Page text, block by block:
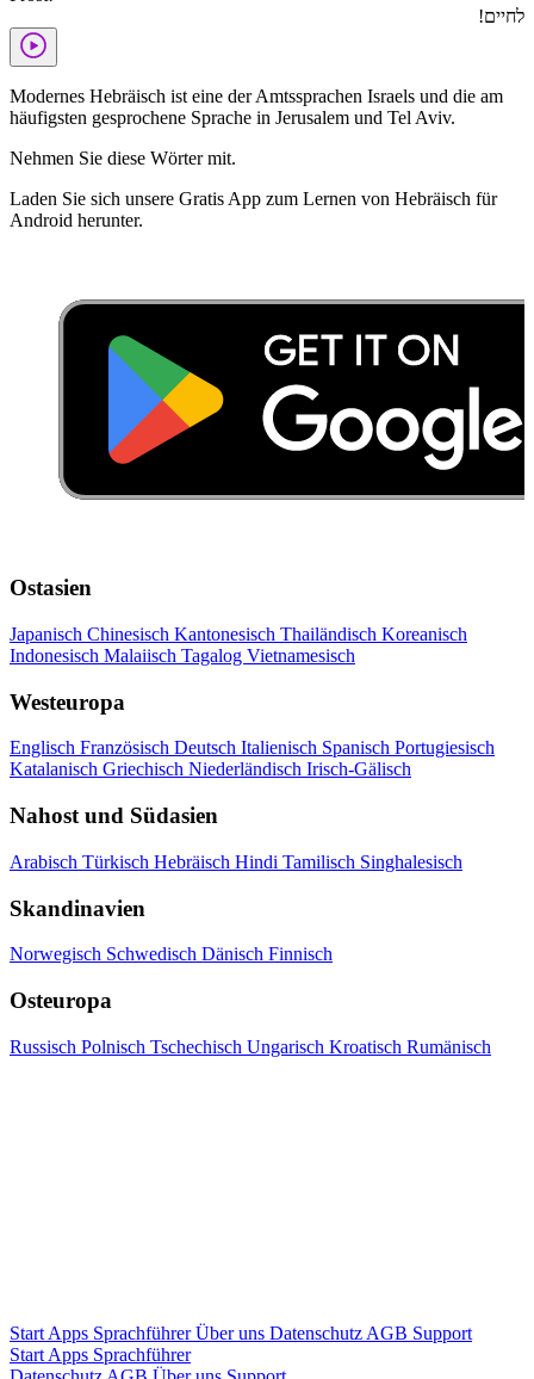
לחיים!
Modernes Hebräisch ist eine der Amtssprachen Israels und die am
häufigsten gesprochene Sprache in Jerusalem und Tel Aviv.
Nehmen Sie diese Wörter mit.
Laden Sie sich unsere Gratis App zum Lernen von Hebräisch für
Android herunter.
Ostasien
Japanisch Chinesisch Kantonesisch Thailändisch Koreanisch
Indonesisch Malaiisch Tagalog Vietnamesisch
Westeuropa
Englisch Französisch Deutsch Italienisch Spanisch Portugiesisch
Katalanisch Griechisch Niederländisch Irisch-Gälisch
Nahost und Südasien
Arabisch Türkisch Hebräisch Hindi Tamilisch Singhalesisch
Skandinavien
Norwegisch Schwedisch Dänisch Finnisch
Osteuropa
Russisch Polnisch Tschechisch Ungarisch Kroatisch Rumänisch
Start Apps SprachführerÜber uns Datenschutz AGB Support
Start Apps Sprachführer